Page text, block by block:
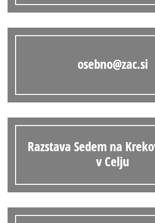
osebno@zac.si
Razstava Sedem na
v Celju